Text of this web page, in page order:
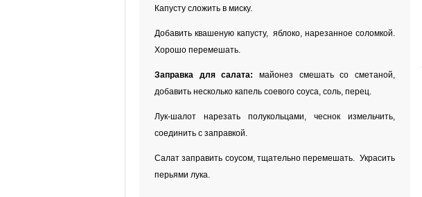
Капусту сложить в миску.
Добавить квашеную капусту, яблоко, нарезанное соломкой.
Хорошо перемешать.
Заправка для салата: майонез смешать со сметаной,
добавить несколько капель соевого соуса, соль, перец.
Лук-шалот нарезать полукольцами, чеснок измельчить,
соединить с заправкой.
Салат заправить соусом, тщательно перемешать. Украсить
перьями лука.